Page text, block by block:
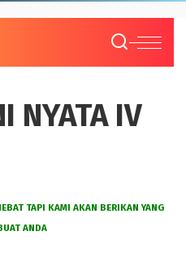
NYATA IV
TAPI KAMI AKAN BERIKAN YANG
ANDA